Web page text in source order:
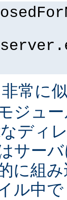
常に
ジュ
ディ
サー
に組
ル中